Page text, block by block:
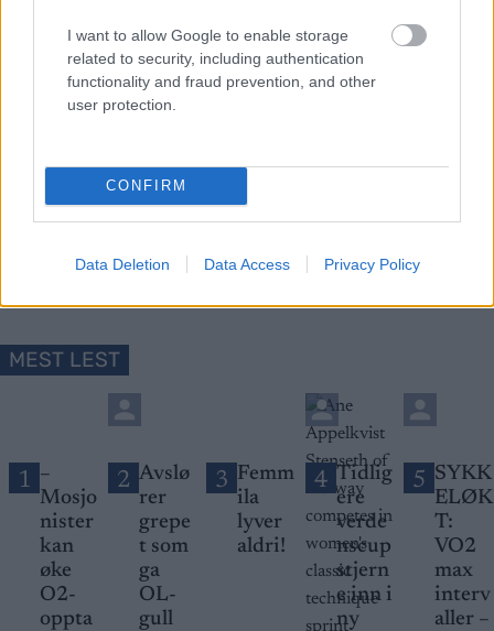
I want to allow Google to enable storage
related to security, including authentication
functionality and fraud prevention, and other
user protection.
CONFIRM
Data Deletion Data Access Privacy Policy
Meld deg på
MEST LEST
1 –
Mosjo
nister
kan
øke
O2-
oppta
2 Avslø
rer
grepe
t som
ga
OL-
gull
3 Femm
ila
lyver
aldri!
4 Tidlig
ere
verde
nscup
stjern
e inn i
ny
5 SYKK
ELØK
T:
VO2
max
interv
aller –